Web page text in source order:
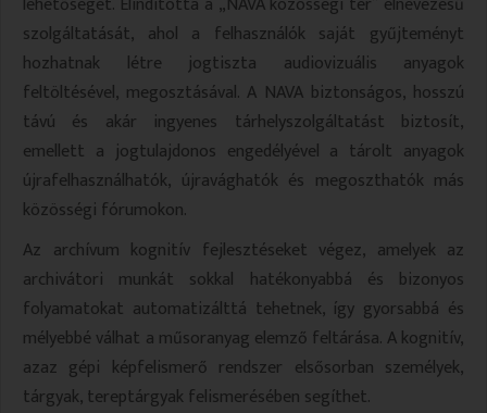
szolgáltatását, ahol a felhasználók saját gyűjteményt
hozhatnak létre jogtiszta audiovizuális anyagok
feltöltésével, megosztásával. A NAVA biztonságos, hosszú
távú és akár ingyenes tárhelyszolgáltatást biztosít,
emellett a jogtulajdonos engedélyével a tárolt anyagok
újrafelhasználhatók, újravághatók és megoszthatók más
közösségi fórumokon.
Az archívum kognitív fejlesztéseket végez, amelyek az
archivátori munkát sokkal hatékonyabbá és bizonyos
folyamatokat automatizálttá tehetnek, így gyorsabbá és
mélyebbé válhat a műsoranyag elemző feltárása. A kognitív,
azaz gépi képfelismerő rendszer elsősorban személyek,
tárgyak, tereptárgyak felismerésében segíthet.